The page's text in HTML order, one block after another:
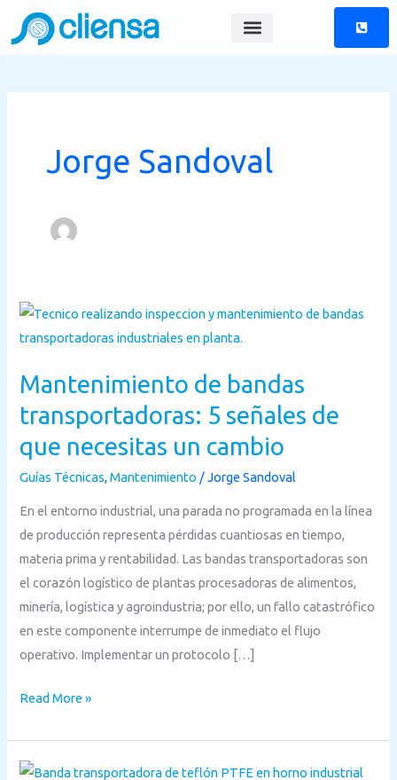
to
Jorge Sandoval
Mantenimiento de bandas
transportadoras: 5 señales de
que necesitas un cambio
Guías Técnicas,Mantenimiento /Jorge Sandoval
En el entorno industrial, una parada no programada en la línea
de producción representa pérdidas cuantiosas en tiempo,
materia prima y rentabilidad. Las bandas transportadoras son
el corazón logístico de plantas procesadoras de alimentos,
minería, logística y agroindustria; por ello, un fallo catastrófico
en este componente interrumpe de inmediato el flujo
operativo. Implementar un protocolo […]
Mantenimiento
de
transportadoras:
5
de
que
necesitas
un
cambio
Read More »
Cómo